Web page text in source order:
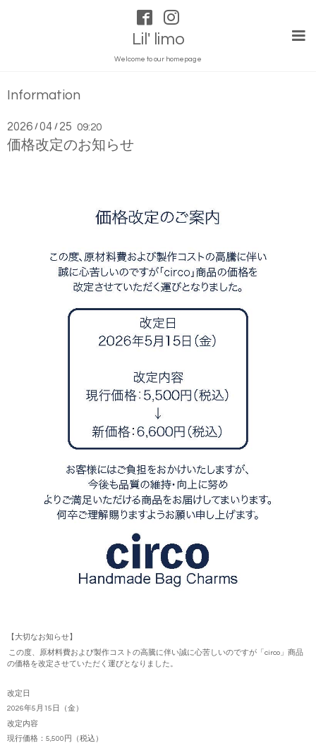
Lil' limo
Welcome to our homepage
Information
2026 /04 / 25 09:20
価格改定のお知らせ
【大切なお知らせ】
この度、原材料費および製作コストの高騰に伴い誠に心苦しいのですが「circo」商品
の価格を改定させていただく運びとなりました。
改定日
2026年5月15日（金）
改定内容
現行価格：5,500円（税込）